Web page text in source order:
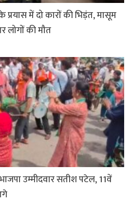
प्रयास में दो कारों की भिड़ंत, मासूम
लोगों की मौत
उम्मीदवार सतीश पटेल, 11वें